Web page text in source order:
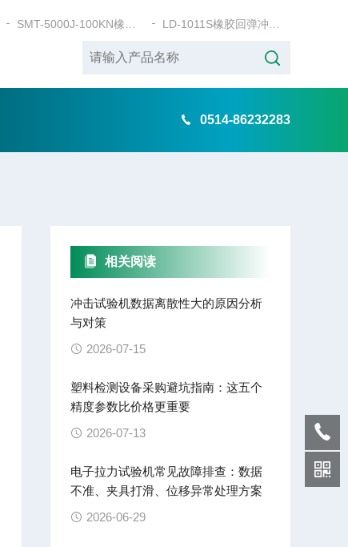
0514-86232283
相关阅读
冲击试验机数据离散性大的原因分析
与对策
2026-07-15
塑料检测设备采购避坑指南：这五个
精度参数比价格更重要
2026-07-13
电子拉力试验机常见故障排查：数据
不准、夹具打滑、位移异常处理方案
2026-06-29